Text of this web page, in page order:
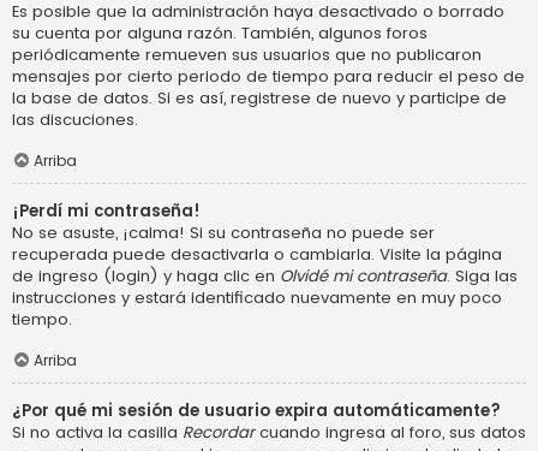
Es posible que la administración haya desactivado o borrado
su cuenta por alguna razón. También, algunos foros
periódicamente remueven sus usuarios que no publicaron
mensajes por cierto periodo de tiempo para reducir el peso de
la base de datos. Si es así, registrese de nuevo y participe de
las discuciones.
Arriba
¡Perdí mi contraseña!
No se asuste, ¡calma! Si su contraseña no puede ser
recuperada puede desactivarla o cambiarla. Visite la página
de ingreso (login) y haga clic en Olvidé mi contraseña. Siga las
instrucciones y estará identificado nuevamente en muy poco
tiempo.
Arriba
¿Por qué mi sesión de usuario expira automáticamente?
Si no activa la casilla Recordarcuando ingresa al foro, sus datos